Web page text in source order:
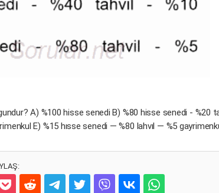
A) %100 hisse senedi B) %80 hisse senedi - %20
E) %15 hısse senedi — %80 lahvıl — %5